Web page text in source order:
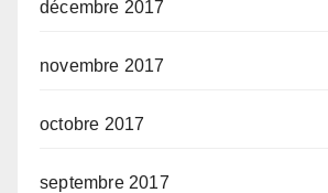
décembre 2017
novembre 2017
octobre 2017
septembre 2017